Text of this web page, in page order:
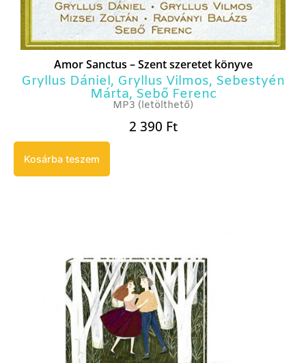
Amor Sanctus – Szent szeretet könyve
Gryllus Dániel, Gryllus Vilmos, Sebestyén
Márta, Sebő Ferenc
MP3 (letölthető)
2 390 Ft
Kosárba teszem